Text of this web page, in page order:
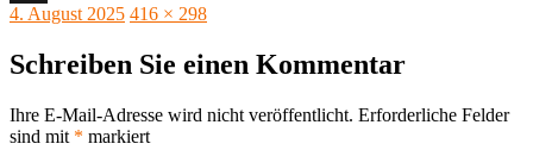
X
Veröffentlicht
4. August 2025 Originalgröße
416 × 298
Schreiben Sie einen Kommentar
Ihre E-Mail-Adresse wird nicht veröffentlicht. Erforderliche Felder
sind mit * markiert